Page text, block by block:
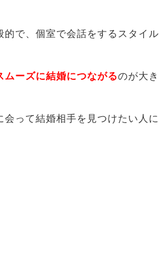
で、個室で会話をするスタイル
ムーズに結婚につながるのが大き
って結婚相手を見つけたい人に